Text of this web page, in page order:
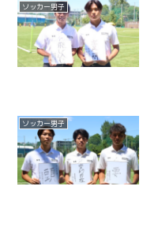
ソッカー男子
ソッカー男子